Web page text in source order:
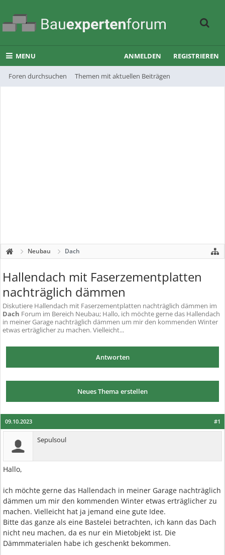
MENU
Foren durchsuchen Themen mit aktuellen Beiträgen
ANMELDEN REGISTRIEREN
Neubau Dach
Hallendach mit Faserzementplatten
nachträglich dämmen
Diskutiere Hallendach mit Faserzementplatten nachträglich dämmen im
Dach Forum im Bereich Neubau; Hallo, ich möchte gerne das Hallendach
in meiner Garage nachträglich dämmen um mir den kommenden Winter
etwas erträglicher zu machen. Vielleicht...
Antworten
Neues Thema erstellen
#1
09.10.2023
Sepulsoul
Hallo,
ich möchte gerne das Hallendach in meiner Garage nachträglich
dämmen um mir den kommenden Winter etwas erträglicher zu
machen. Vielleicht hat ja jemand eine gute Idee.
Bitte das ganze als eine Bastelei betrachten, ich kann das Dach
nicht neu machen, da es nur ein Mietobjekt ist. Die
Dämmmaterialen habe ich geschenkt bekommen.